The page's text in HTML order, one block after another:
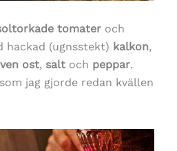
tomater och
hackad (ugnsstekt) kalkon,
ost, saltoch peppar.
jag gjorde redan kvällen